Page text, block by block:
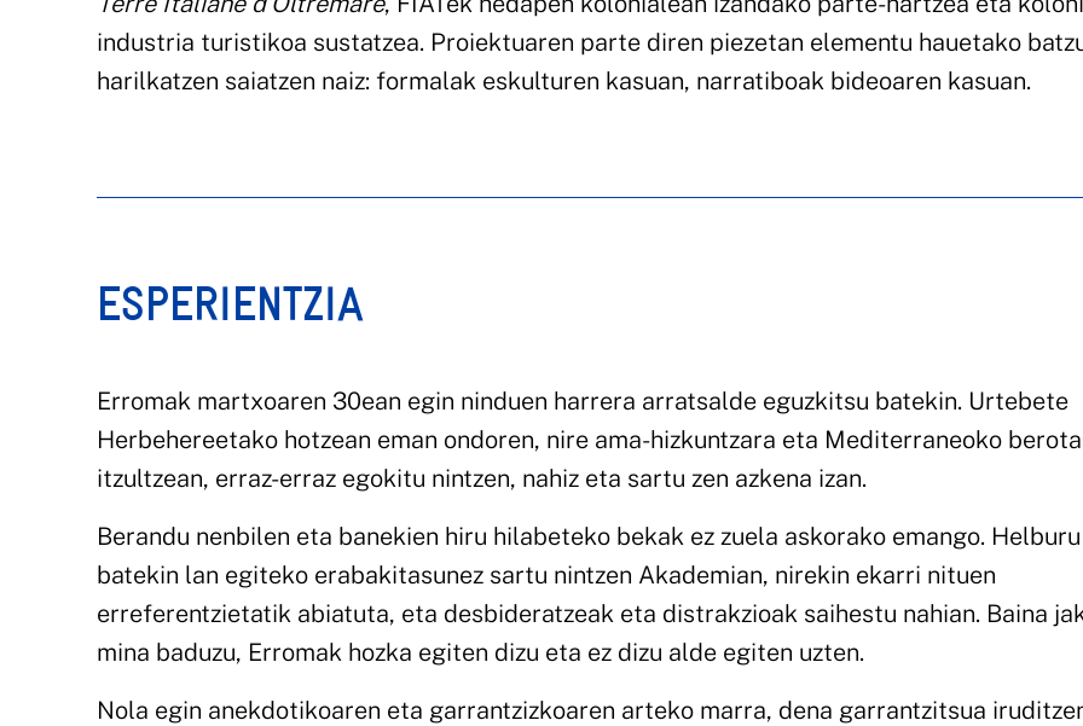
industria turistikoa sustatzea. Proiektuaren parte diren piezetan elementu hauetako
harilkatzen saiatzen naiz: formalak eskulturen kasuan, narratiboak bideoaren kasuan.
ESPERIENTZIA
Erromak martxoaren 30ean egin ninduen harrera arratsalde eguzkitsu batekin. Urtebete
Herbehereetako hotzean eman ondoren, nire ama-hizkuntzara eta Mediterraneoko
itzultzean, erraz-erraz egokitu nintzen, nahiz eta sartu zen azkena izan.
Berandu nenbilen eta banekien hiru hilabeteko bekak ez zuela askorako emango.
batekin lan egiteko erabakitasunez sartu nintzen Akademian, nirekin ekarri nituen
erreferentzietatik abiatuta, eta desbideratzeak eta distrakzioak saihestu nahian. Baina
mina baduzu, Erromak hozka egiten dizu eta ez dizu alde egiten uzten.
Nola egin anekdotikoaren eta garrantzizkoaren arteko marra, dena garrantzitsua